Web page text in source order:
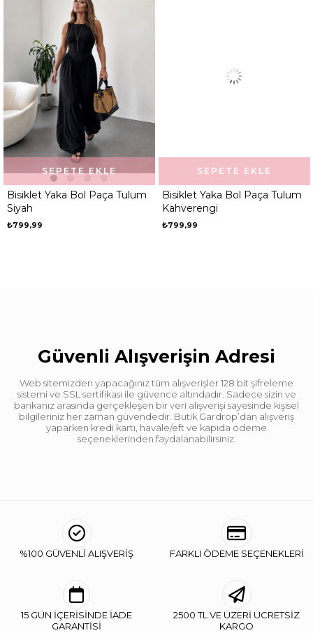
Bisiklet Yaka Bol Paça Tulum
Siyah
₺799,99
SEPETE EKLE
Bisiklet Yaka Bol Paça Tulum
Kahverengi
₺799,99
SEPETE EKLE
Güvenli Alışverişin Adresi
Web sitemizden yapacağınız tüm alışverişler 128 bit şifreleme
sistemi ve SSL sertifikası ile güvence altındadır. Sadece sizin ve
bankanız arasında gerçekleşen bir veri alışverişi sayesinde kişisel
bilgileriniz her zaman güvendedir. Butik Gardrop’dan alışveriş
yaparken kredi kartı, havale/eft ve kapıda ödeme
seçeneklerinden faydalanabilirsiniz.
%100 GÜVENLİ ALIŞVERİŞ FARKLI ÖDEME SEÇENEKLERİ
15 GÜN İÇERİSİNDE İADE
GARANTİSİ
2500 TL VE ÜZERİ ÜCRETSİZ
KARGO